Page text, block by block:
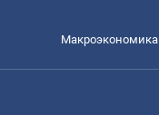
Mакроэкономика